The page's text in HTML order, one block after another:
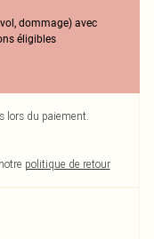
dommage) avec
éligibles
lors du paiement.
politique de retour